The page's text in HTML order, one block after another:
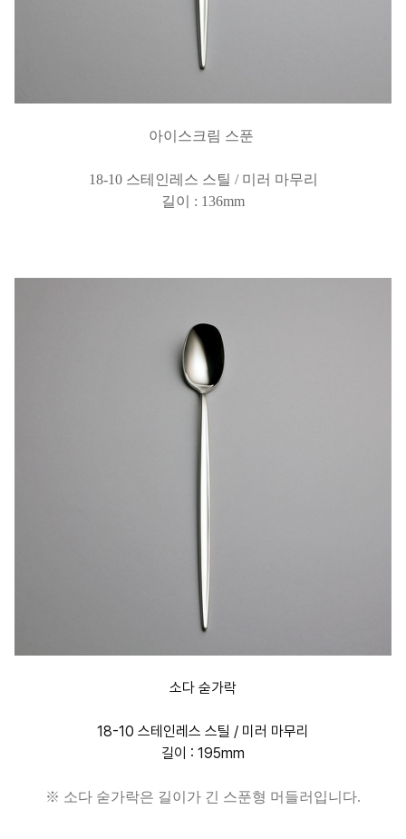
아이스크림 스푼
18-10 스테인레스 스틸 / 미러 마무리
길이 : 136mm
소다 숟가락
18-10 스테인레스 스틸 / 미러 마무리
길이 : 195mm
※ 소다 숟가락은 길이가 긴 스푼형 머들러입니다.